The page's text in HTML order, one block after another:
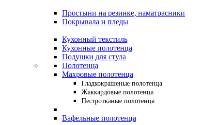
Простыни на резинке, наматрасники
Покрывала и пледы
Кухонный текстиль
Кухонные полотенца
Подушки для стула
Полотенца
Махровые полотенца
Гладкокрашеные полотенца
Жаккардовые полотенца
Пестротканые полотенца
Вафельные полотенца